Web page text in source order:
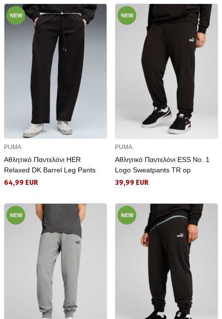
NEW
PUMA
Αθλητικό Παντελόνι HER
Relaxed DK Barrel Leg Pants
64,99 EUR
NEW
PUMA
Αθλητικό Παντελόνι ESS No. 1
Logo Sweatpants TR op
39,99 EUR
NEW NEW